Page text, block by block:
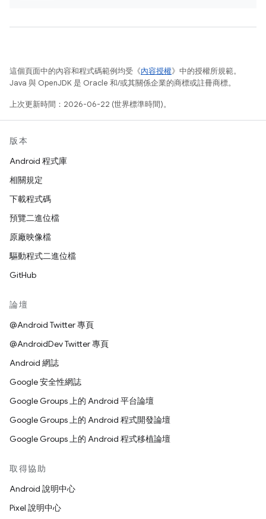
這個頁面中的內容和程式碼範例均受《內容授權》中的授權所規範。
Java 與 OpenJDK 是 Oracle 和/或其關係企業的商標或註冊商標。
上次更新時間：2026-06-22 (世界標準時間)。
版本
Android 程式庫
相關規定
下載程式碼
預覽二進位檔
原廠映像檔
驅動程式二進位檔
GitHub
論壇
@Android Twitter 專頁
@AndroidDev Twitter 專頁
Android 網誌
Google 安全性網誌
Google Groups 上的 Android 平台論壇
Google Groups 上的 Android 程式開發論壇
Google Groups 上的 Android 程式移植論壇
取得協助
Android 說明中心
Pixel 說明中心